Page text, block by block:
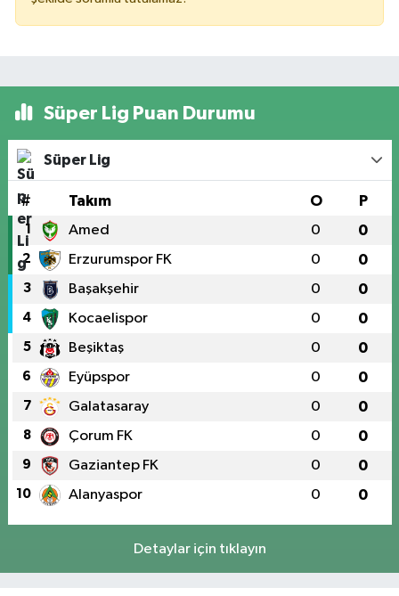
Süper Lig Puan Durumu
Süper Lig
# Takım O P
1 Amed 0 0
2 Erzurumspor FK 0 0
3 Başakşehir 0 0
4 Kocaelispor 0 0
5 Beşiktaş 0 0
6 Eyüpspor 0 0
7 Galatasaray 0 0
8 Çorum FK 0 0
9 Gaziantep FK 0 0
10 Alanyaspor 0 0
Detaylar için tıklayın